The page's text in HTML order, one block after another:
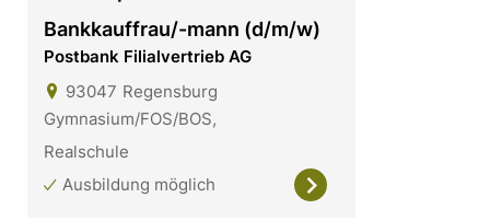
Bankkauffrau/-mann (d/m/w)
Postbank Filialvertrieb AG
93047 Regensburg
Gymnasium/FOS/BOS,
Realschule
Ausbildung möglich